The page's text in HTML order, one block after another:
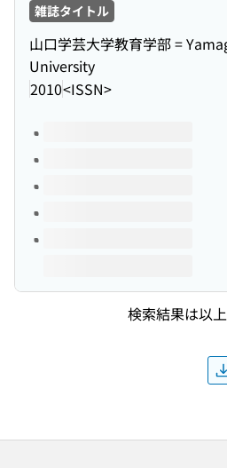
雑誌タイトル
山口学芸大学教育学部 =
University
2010<ISSN>
このタイトルの巻号
検索結果は以上